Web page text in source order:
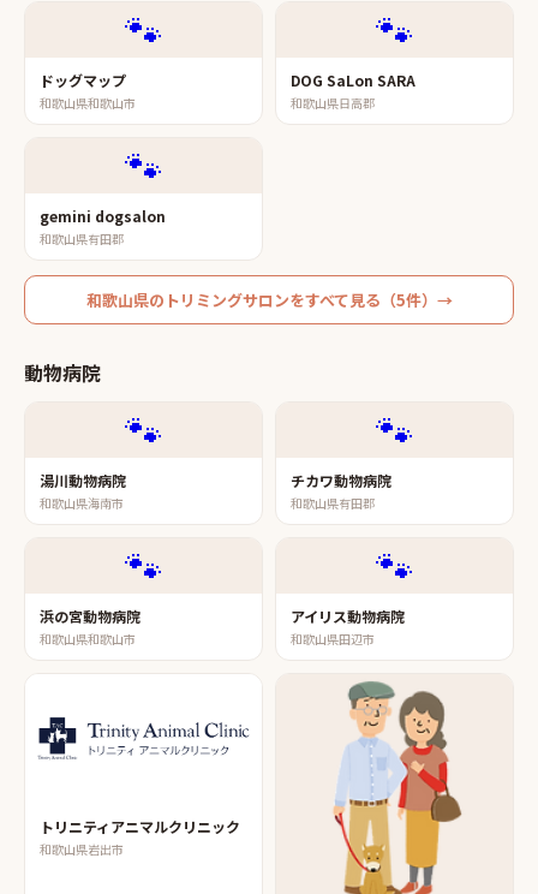
🐾
ドッグマップ
和歌山県和歌山市
🐾
DOG SaLon SARA
和歌山県日高郡
🐾
gemini dogsalon
和歌山県有田郡
和歌山県の トリミングサロンをすべて見る（5件）→
動物病院
🐾
湯川動物病院
和歌山県海南市
🐾
チカワ動物病院
和歌山県有田郡
🐾
浜の宮動物病院
和歌山県和歌山市
🐾
アイリス動物病院
和歌山県田辺市
トリニティアニマルクリニック
和歌山県岩出市